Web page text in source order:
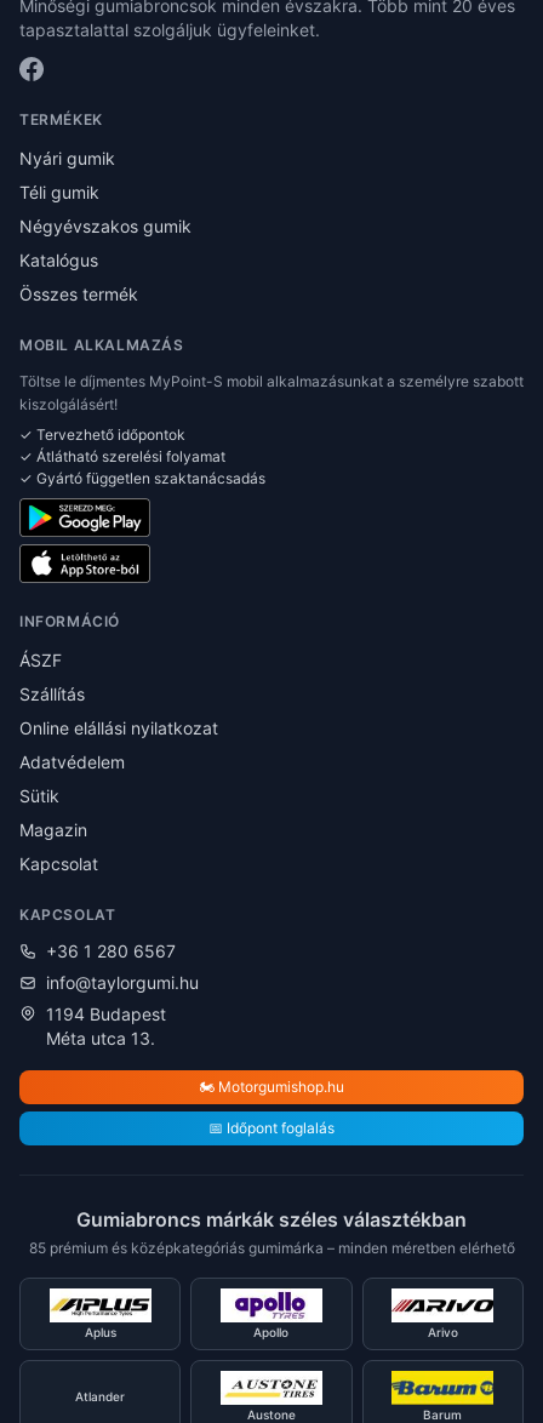
Minőségi gumiabroncsok minden évszakra. Több mint 20 éves
tapasztalattal szolgáljuk ügyfeleinket.
TERMÉKEK
Nyári gumik
Téli gumik
Négyévszakos gumik
Katalógus
Összes termék
MOBIL ALKALMAZÁS
Töltse le díjmentes MyPoint-S mobil alkalmazásunkat a személyre szabott
kiszolgálásért!
✓ Tervezhető időpontok
✓ Átlátható szerelési folyamat
✓ Gyártó független szaktanácsadás
INFORMÁCIÓ
ÁSZF
Szállítás
Online elállási nyilatkozat
Adatvédelem
Sütik
Magazin
Kapcsolat
KAPCSOLAT
+36 1 280 6567
info@taylorgumi.hu
1194 Budapest
Méta utca 13.
🏍️ Motorgumishop.hu
📅 Időpont foglalás
Gumiabroncs márkák széles választékban
85 prémium és középkategóriás gumimárka – minden méretben elérhető
Aplus Apollo Arivo
Atlander
Austone
Barum